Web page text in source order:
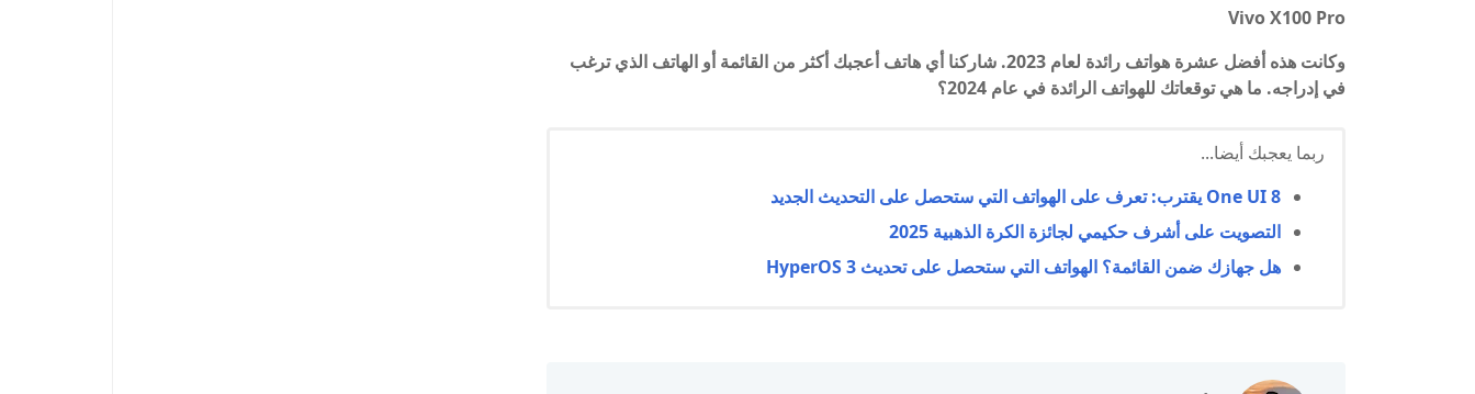
Vivo X100 Pro
وكانت هذه أفضل عشرة هواتف رائدة لعام 2023. شاركنا أي هاتف أعجبك أكثر من القائمة أو الهاتف الذي ترغب
في إدراجه. ما هي توقعاتك للهواتف الرائدة في عام 2024؟
ربما يعجبك أيضا...
One UI 8 يقترب: تعرف على الهواتف التي ستحصل على التحديث الجديد
التصويت على أشرف حكيمي لجائزة الكرة الذهبية 2025
هل جهازك ضمن القائمة؟ الهواتف التي ستحصل على تحديث HyperOS 3